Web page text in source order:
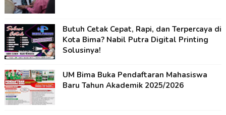
Butuh Cetak Cepat, Rapi, dan Terpercaya di
Kota Bima? Nabil Putra Digital Printing
Solusinya!
UM Bima Buka Pendaftaran Mahasiswa
Baru Tahun Akademik 2025/2026